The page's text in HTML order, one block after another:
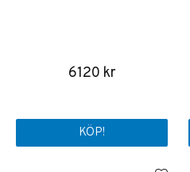
6120 kr
KÖP!